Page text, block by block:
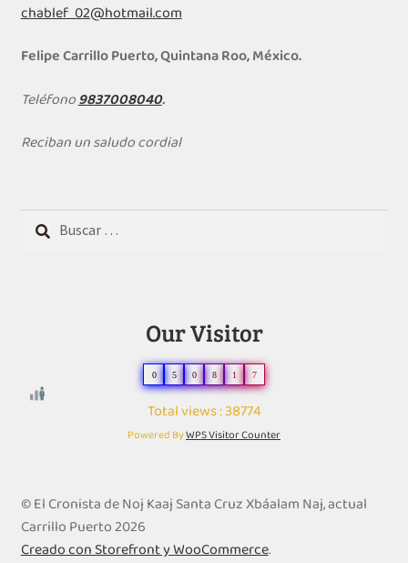
chablef_02@hotmail.com
Felipe Carrillo Puerto, Quintana Roo, México.
Teléfono9837008040.
Reciban un saludo cordial
Buscar:
Our Visitor
0 5 0 8 1 7
Total views : 38774
Powered ByWPS Visitor Counter
© El Cronista de Noj Kaaj Santa Cruz Xbáalam Naj, actual
Carrillo Puerto 2026
Creado con Storefront y WooCommerce.